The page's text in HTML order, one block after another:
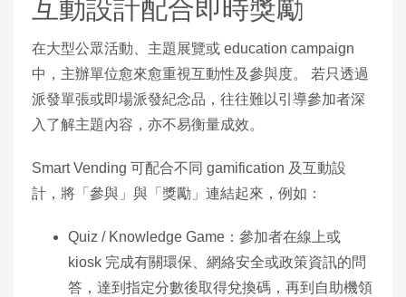
互動設計配合即時獎勵
在大型公眾活動、主題展覽或 education campaign
中，主辦單位愈來愈重視互動性及參與度。 若只透過
派發單張或即場派發紀念品，往往難以引導參加者深
入了解主題內容，亦不易衡量成效。
Smart Vending 可配合不同 gamification 及互動設
計，將「參與」與「獎勵」連結起來，例如：
Quiz / Knowledge Game：參加者在線上或
kiosk 完成有關環保、網絡安全或政策資訊的問
答，達到指定分數後取得兌換碼，再到自助機領